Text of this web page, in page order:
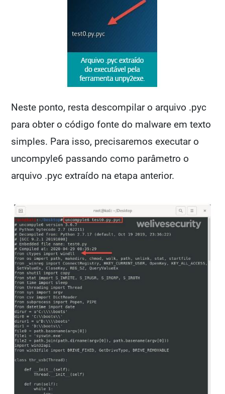
Neste ponto, resta descompilar o arquivo .pyc
para obter o código fonte do malware em texto
simples. Para isso, precisaremos executar o
uncompyle6 passando como parâmetro o
arquivo .pyc extraído na etapa anterior.